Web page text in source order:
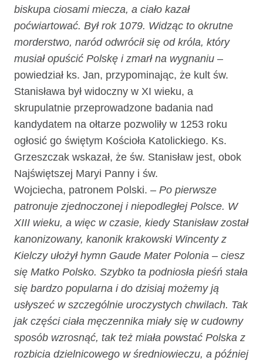
biskupa ciosami miecza, a ciało kazał
poćwiartować. Był rok 1079. Widząc to okrutne
morderstwo, naród odwrócił się od króla, który
musiał opuścić Polskę i zmarł na wygnaniu –
powiedział ks. Jan, przypominając, że kult św.
Stanisława był widoczny w XI wieku, a
skrupulatnie przeprowadzone badania nad
kandydatem na ołtarze pozwoliły w 1253 roku
ogłosić go świętym Kościoła Katolickiego. Ks.
Grzeszczak wskazał, że św. Stanisław jest, obok
Najświętszej Maryi Panny i św.
Wojciecha, patronem Polski. – Po pierwsze
patronuje zjednoczonej i niepodległej Polsce. W
XIII wieku, a więc w czasie, kiedy Stanisław został
kanonizowany, kanonik krakowski Wincenty z
Kielczy ułożył hymn Gaude Mater Polonia – ciesz
się Matko Polsko. Szybko ta podniosła pieśń stała
się bardzo popularna i do dzisiaj możemy ją
usłyszeć w szczególnie uroczystych chwilach. Tak
jak części ciała męczennika miały się w cudowny
sposób wzrosnąć, tak też miała powstać Polska z
rozbicia dzielnicowego w średniowieczu, a później